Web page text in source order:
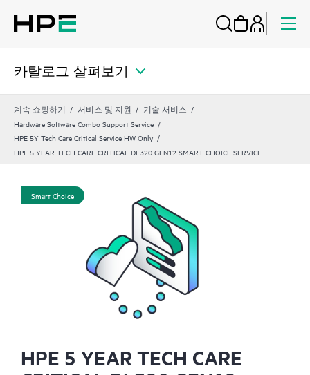
카탈로그 살펴보기
계속 쇼핑하기 서비스 및 지원
기술 서비스
Hardware Software Combo Support Service
HPE 5Y Tech Care Critical Service HW Only
HPE 5 YEAR TECH CARE CRITICAL DL320 GEN12 SMART CHOICE SERVICE
Smart Choice
HPE 5 YEAR TECH CARE